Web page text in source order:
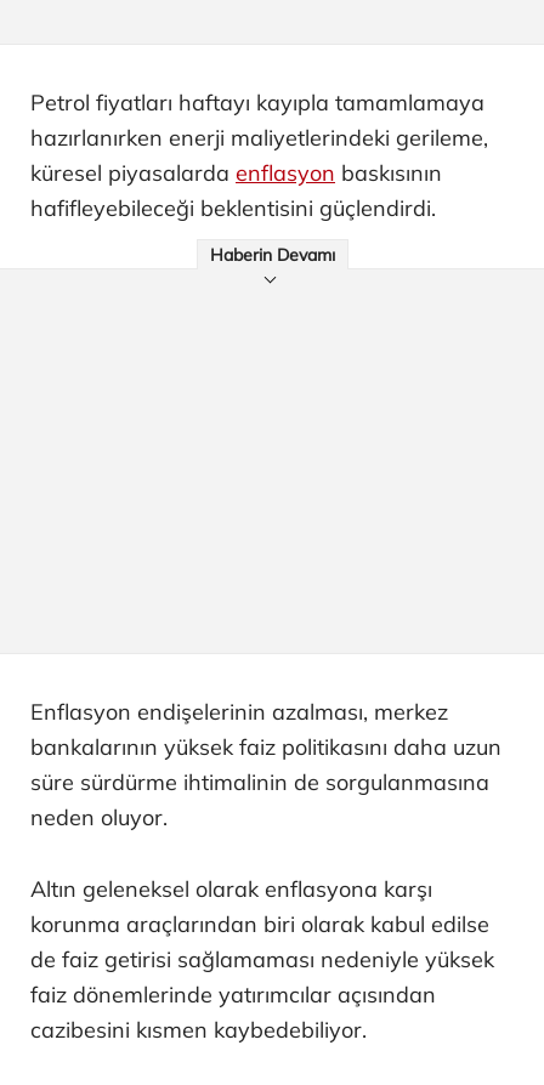
Petrol fiyatları haftayı kayıpla tamamlamaya
hazırlanırken enerji maliyetlerindeki gerileme,
küresel piyasalarda enflasyon baskısının
hafifleyebileceği beklentisini güçlendirdi.
Haberin Devamı
Enflasyon endişelerinin azalması, merkez
bankalarının yüksek faiz politikasını daha uzun
süre sürdürme ihtimalinin de sorgulanmasına
neden oluyor.
Altın geleneksel olarak enflasyona karşı
korunma araçlarından biri olarak kabul edilse
de faiz getirisi sağlamaması nedeniyle yüksek
faiz dönemlerinde yatırımcılar açısından
cazibesini kısmen kaybedebiliyor.